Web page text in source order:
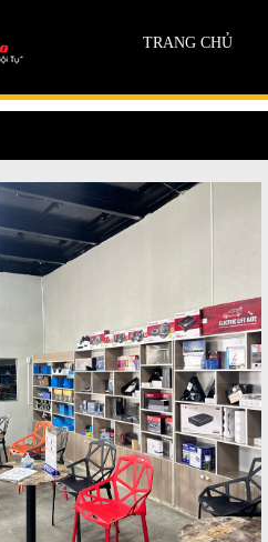
TRANG CHỦ